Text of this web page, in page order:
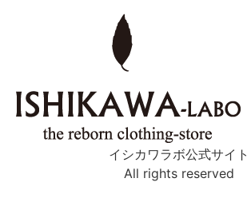
イシカワラボ公式サイト
All rights reserved